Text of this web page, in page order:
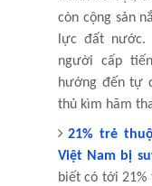
còn cộng sản
lực đất nước.
người cấp
hướng đến tự
thủ kìm hãm
21% trẻ
Việt Nam bị
biết có tới